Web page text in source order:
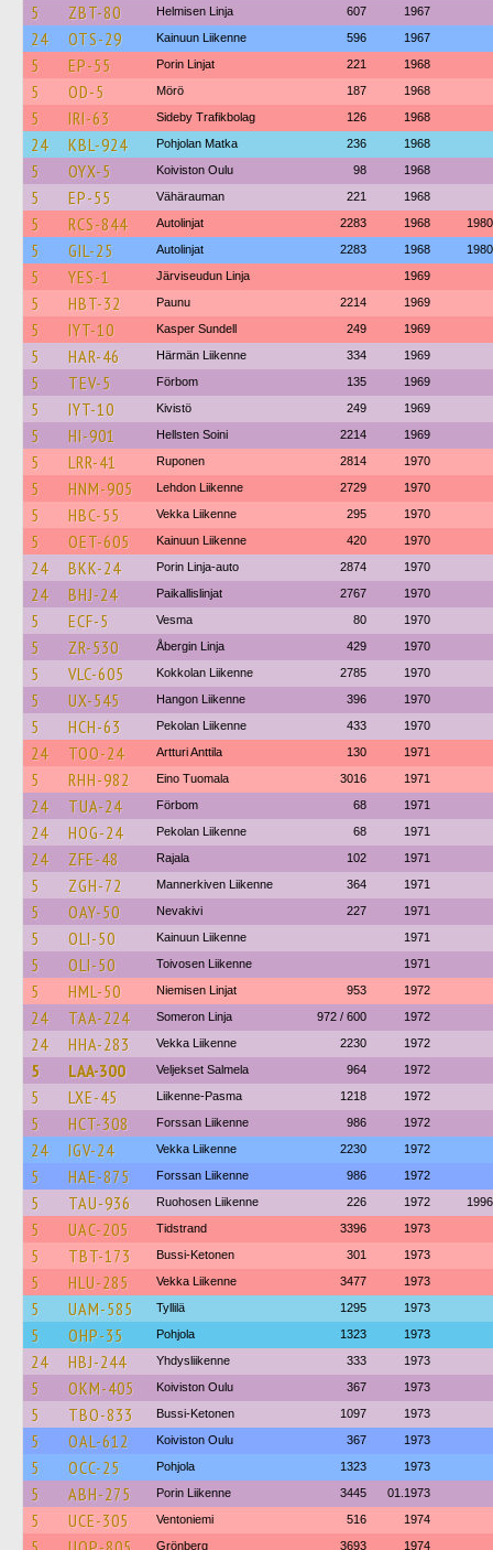
5 ZBT-80 Helmisen Linja 607 1967
24 OTS-29 Kainuun Liikenne 596 1967
5 EP-55 Porin Linjat 221 1968
5 OD-5 Mörö 187 1968
5 IRI-63 Sideby Trafikbolag 126 1968
24 KBL-924 Pohjolan Matka 236 1968
5 OYX-5 Koiviston Oulu 98 1968
5 EP-55 Vähärauman 221 1968
5 RCS-844 Autolinjat 2283 1968 1980
5 GIL-25 Autolinjat 2283 1968 1980
5 YES-1 Järviseudun Linja 1969
5 HBT-32 Paunu 2214 1969
5 IYT-10 Kasper Sundell 249 1969
5 HAR-46 Härmän Liikenne 334 1969
5 TEV-5 Förbom 135 1969
5 IYT-10 Kivistö 249 1969
5 HI-901 Hellsten Soini 2214 1969
5 LRR-41 Ruponen 2814 1970
5 HNM-905 Lehdon Liikenne 2729 1970
5 HBC-55 Vekka Liikenne 295 1970
5 OET-605 Kainuun Liikenne 420 1970
24 BKK-24 Porin Linja-auto 2874 1970
24 BHJ-24 Paikallislinjat 2767 1970
5 ECF-5 Vesma 80 1970
5 ZR-530 Åbergin Linja 429 1970
5 VLC-605 Kokkolan Liikenne 2785 1970
5 UX-545 Hangon Liikenne 396 1970
5 HCH-63 Pekolan Liikenne 433 1970
24 TOO-24 Artturi Anttila 130 1971
5 RHH-982 Eino Tuomala 3016 1971
24 TUA-24 Förbom 68 1971
24 HOG-24 Pekolan Liikenne 68 1971
24 ZFE-48 Rajala 102 1971
5 ZGH-72 Mannerkiven Liikenne 364 1971
5 OAY-50 Nevakivi 227 1971
5 OLI-50 Kainuun Liikenne 1971
5 OLI-50 Toivosen Liikenne 1971
5 HML-50 Niemisen Linjat 953 1972
24 TAA-224 Someron Linja 972 / 600 1972
24 HHA-283 Vekka Liikenne 2230 1972
5 LAA-300 Veljekset Salmela 964 1972
5 LXE-45 Liikenne-Pasma 1218 1972
5 HCT-308 Forssan Liikenne 986 1972
24 IGV-24 Vekka Liikenne 2230 1972
5 HAE-875 Forssan Liikenne 986 1972
5 TAU-936 Ruohosen Liikenne 226 1972 1996
5 UAC-205 Tidstrand 3396 1973
5 TBT-173 Bussi-Ketonen 301 1973
5 HLU-285 Vekka Liikenne 3477 1973
5 UAM-585 Tyllilä 1295 1973
5 OHP-35 Pohjola 1323 1973
24 HBJ-244 Yhdysliikenne 333 1973
5 OKM-405 Koiviston Oulu 367 1973
5 TBO-833 Bussi-Ketonen 1097 1973
5 OAL-612 Koiviston Oulu 367 1973
5 OCC-25 Pohjola 1323 1973
5 ABH-275 Porin Liikenne 3445 01.1973
5 UCE-305 Ventoniemi 516 1974
Grönberg 3693 1974